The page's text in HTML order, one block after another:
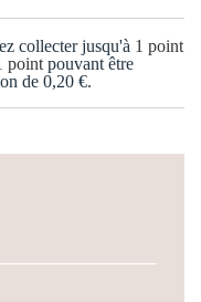
collecter jusqu'à 1 point
point pouvant être
de 0,20 €.